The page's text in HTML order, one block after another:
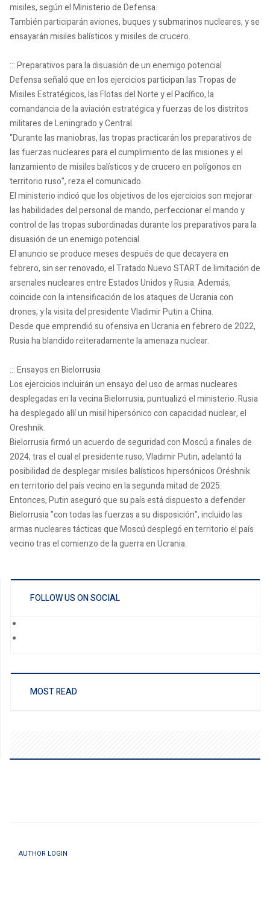
misiles, según el Ministerio de Defensa.
También participarán aviones, buques y submarinos nucleares, y se
ensayarán misiles balísticos y misiles de crucero.
::: Preparativos para la disuasión de un enemigo potencial
Defensa señaló que en los ejercicios participan las Tropas de
Misiles Estratégicos, las Flotas del Norte y el Pacífico, la
comandancia de la aviación estratégica y fuerzas de los distritos
militares de Leningrado y Central.
"Durante las maniobras, las tropas practicarán los preparativos de
las fuerzas nucleares para el cumplimiento de las misiones y el
lanzamiento de misiles balísticos y de crucero en polígonos en
territorio ruso", reza el comunicado.
El ministerio indicó que los objetivos de los ejercicios son mejorar
las habilidades del personal de mando, perfeccionar el mando y
control de las tropas subordinadas durante los preparativos para la
disuasión de un enemigo potencial.
El anuncio se produce meses después de que decayera en
febrero, sin ser renovado, el Tratado Nuevo START de limitación de
arsenales nucleares entre Estados Unidos y Rusia. Además,
coincide con la intensificación de los ataques de Ucrania con
drones, y la visita del presidente Vladimir Putin a China.
Desde que emprendió su ofensiva en Ucrania en febrero de 2022,
Rusia ha blandido reiteradamente la amenaza nuclear.
::: Ensayos en Bielorrusia
Los ejercicios incluirán un ensayo del uso de armas nucleares
desplegadas en la vecina Bielorrusia, puntualizó el ministerio. Rusia
ha desplegado allí un misil hipersónico con capacidad nuclear, el
Oreshnik.
Bielorrusia firmó un acuerdo de seguridad con Moscú a finales de
2024, tras el cual el presidente ruso, Vladimir Putin, adelantó la
posibilidad de desplegar misiles balísticos hipersónicos Oréshnik
en territorio del país vecino en la segunda mitad de 2025.
Entonces, Putin aseguró que su país está dispuesto a defender
Bielorrusia "con todas las fuerzas a su disposición", incluido las
armas nucleares tácticas que Moscú desplegó en territorio el país
vecino tras el comienzo de la guerra en Ucrania.
FOLLOW US ON SOCIAL
MOST READ
AUTHOR LOGIN